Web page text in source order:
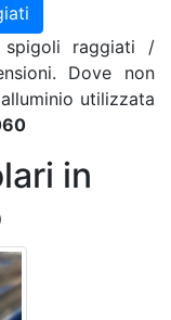
raggiati /
Dove non
utilizzata
in